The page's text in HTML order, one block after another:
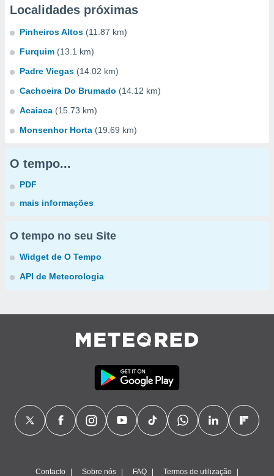
Localidades próximas
Pinheiros Altos (11.87 km)
Furquim (13.1 km)
Padre Viegas (14.02 km)
Cachoeira Do Brumado (14.12 km)
Acaiaca (15.73 km)
Monsenhor Horta (19.69 km)
O tempo...
PDF
mais informações
O tempo no seu Site
Widget de O Tempo
API de Meteorologia
Contacto Sobre nós FAQ Termos de utilização